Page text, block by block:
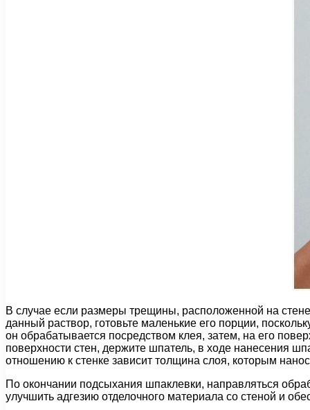
В случае если размеры трещины, расположенной на
данный раствор, готовьте маленькие его порции,
он обрабатывается посредством клея, затем, на его
поверхности стен, держите шпатель, в ходе нанесения
отношению к стенке зависит толщина слоя, которым
По окончании подсыхания шпаклевки, направляться
улучшить адгезию отделочного материала со стеной и